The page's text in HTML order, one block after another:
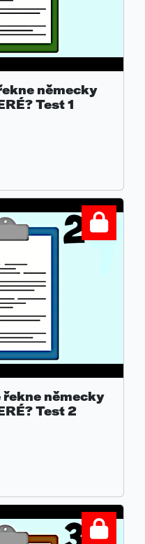
německy
Test 1
německy
Test 2